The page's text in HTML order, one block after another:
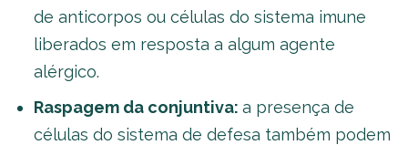
de anticorpos ou células do sistema imune
liberados em resposta a algum agente
alérgico.
Raspagem da conjuntiva: a presença de
células do sistema de defesa também podem